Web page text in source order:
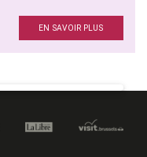
EN SAVOIR PLUS